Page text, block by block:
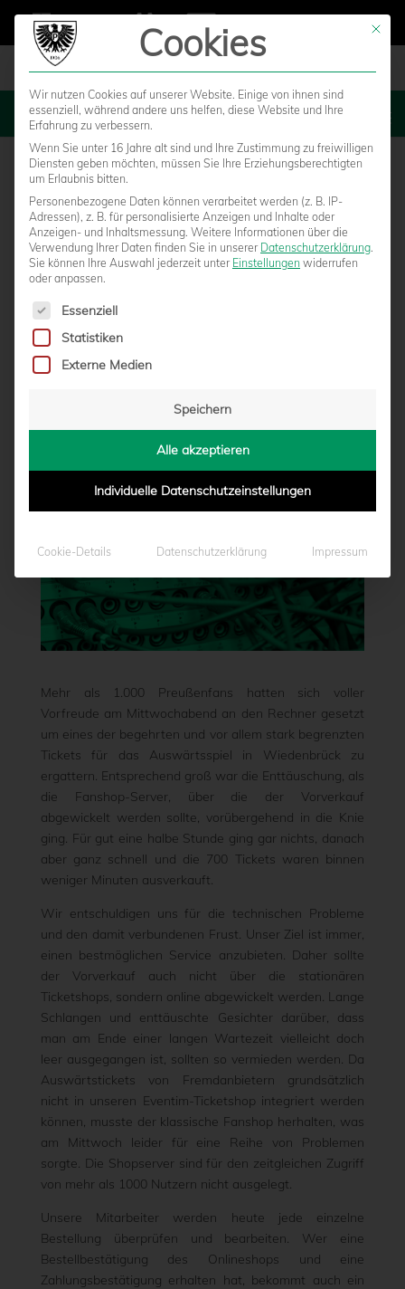
MENU
TICKETVERKAUF FÜR AUSWÄRTSSPIEL IN
vonMarcel Weskamp|28.04.2022 - 10:50
Mehr als 1.000 Preußenfans hatten sich voller
Vorfreude am Mittwochabend an den Rechner gesetzt
um eines der begehrten und vor allem stark begrenzten
Tickets für das Auswärtsspiel in Wiedenbrück zu
ergattern. Entsprechend groß war die Enttäuschung, als
die Fanshop-Server, über die der Vorverkauf
abgewickelt werden sollte, vorübergehend in die Knie
ging. Für gut eine halbe Stunde ging gar nichts, danach
aber ganz schnell und die 700 Tickets waren binnen
weniger Minuten ausverkauft.
Wir entschuldigen uns für die technischen Probleme
und den damit verbundenen Frust. Unser Ziel ist immer,
einen bestmöglichen Service anzubieten. Daher sollte
der Vorverkauf auch nicht über die stationären
Ticketshops, sondern online abgewickelt werden. Lange
Schlangen und enttäuschte Gesichter darüber, dass
man am Ende einer langen Wartezeit vielleicht doch
leer ausgegangen ist, sollten so vermieden werden. Da
Auswärtstickets von Fremdanbietern grundsätzlich
nicht in unseren Eventim-Ticketshop integriert werden
können, musste der klassische Fanshop herhalten, was
am Mittwoch leider für eine Reihe von Problemen
sorgte. Die Shopserver sind für den zeitgleichen Zugriff
von mehr als 1000 Nutzern nicht ausgelegt.
Unsere Mitarbeiter werden heute jede einzelne
Bestellung überprüfen und bearbeiten. Wer eine
Bestellbestätigung des Onlineshops und eine
Zahlungsbestätigung erhalten hat, bekommt auch ein
Mit
Cookies
Wir nutzen Cookies auf unserer Website. Einige von ihnen sind
essenziell, während andere uns helfen, diese Website und Ihre
Erfahrung zu verbessern.
Wenn Sie unter 16 Jahre alt sind und Ihre Zustimmung zu freiwilligen
Diensten geben möchten, müssen Sie Ihre Erziehungsberechtigten
um Erlaubnis bitten.
Personenbezogene Daten können verarbeitet werden (z. B. IP-
Adressen), z. B. für personalisierte Anzeigen und Inhalte oder
Anzeigen- und Inhaltsmessung. Weitere Informationen über die
Verwendung Ihrer Daten finden Sie in unserer Datenschutzerklärung.
Sie können Ihre Auswahl jederzeit unter Einstellungen widerrufen
oder anpassen.
Es folgt eine Liste der Service-Gruppen, für die eine
Essenziell
Statistiken
Externe Medien
Speichern
Alle akzeptieren
Individuelle Datenschutzeinstellungen
Cookie-Details Datenschutzerklärung Impressum